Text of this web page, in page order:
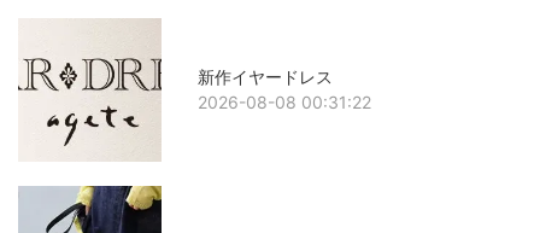
新作イヤードレス
2026-08-08 00:31:22